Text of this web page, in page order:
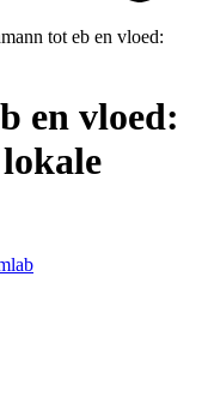
tot eb en vloed:
en vloed: